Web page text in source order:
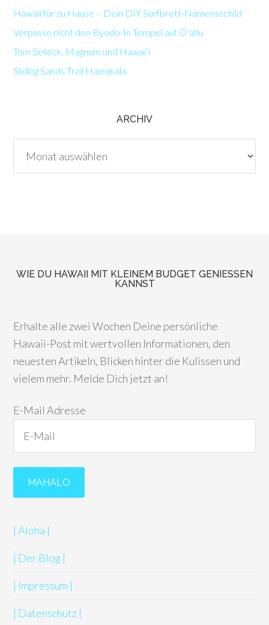
Hawaii für zu Hause – Dein DIY Surfbrett-Namensschild
Verpasse nicht den Byodo-In Tempel auf O’ahu
Tom Selleck, Magnum und Hawai’i
Sliding Sands Trail Haleakala
ARCHIV
WIE DU HAWAII MIT KLEINEM BUDGET GENIESSEN K
ANNST
Erhalte alle zwei Wochen Deine persönliche
Hawaii-Post mit wertvollen Informationen, den
neuesten Artikeln, Blicken hinter die Kulissen und
vielem mehr. Melde Dich jetzt an!
E-Mail Adresse
| Aloha |
| Der Blog |
| Impressum |
| Datenschutz |